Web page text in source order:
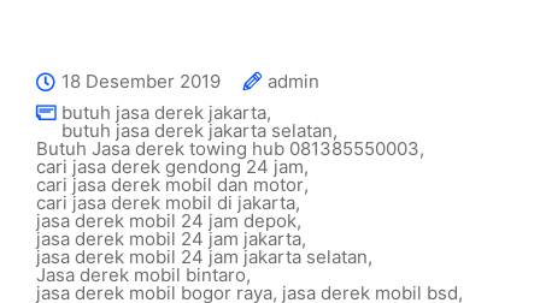
18 Desember 2019
admin
butuh jasa derek jakarta,
butuh jasa derek jakarta selatan,
Butuh Jasa derek towing hub 081385550003,
cari jasa derek gendong 24 jam,
cari jasa derek mobil dan motor,
cari jasa derek mobil di jakarta,
jasa derek mobil 24 jam depok,
jasa derek mobil 24 jam jakarta,
jasa derek mobil 24 jam jakarta selatan,
Jasa derek mobil bintaro,
jasa derek mobil bogor raya, jasa derek mobil bsd,